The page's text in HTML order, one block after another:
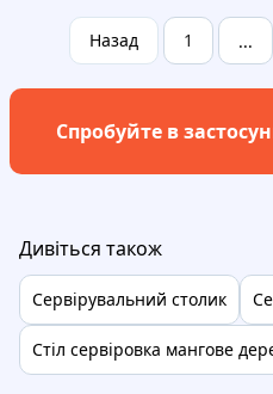
Назад 1 ...
Спробуйте в
Дивіться також
Сервірувальний столик
Стіл сервіровка мангове